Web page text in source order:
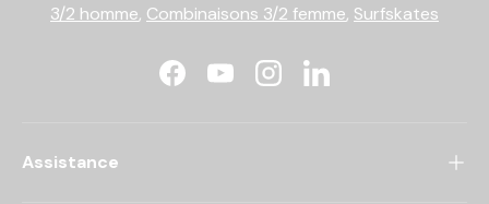
3/2 homme, Combinaisons 3/2 femme, Surfskates
FacebookYouTubeInstagramLinkedIn
Assistance